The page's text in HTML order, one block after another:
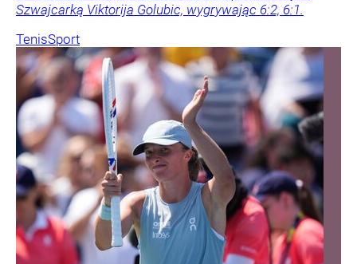
Szwajcarką Viktorija Golubic, wygrywając 6:2, 6:1.
TenisSport